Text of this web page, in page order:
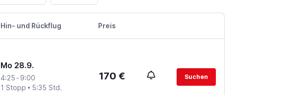
Hin- und Rückflug Preis
Mo 28.9.
4:25 - 9:00
1 Stopp
5:35 Std.
170 € Suchen